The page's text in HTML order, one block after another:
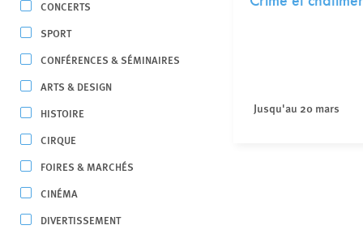
CONCERTS
SPORT
CONFÉRENCES & SÉMINAIRES
ARTS & DESIGN
HISTOIRE
CIRQUE
FOIRES & MARCHÉS
CINÉMA
DIVERTISSEMENT
Jusqu'au 20 mars